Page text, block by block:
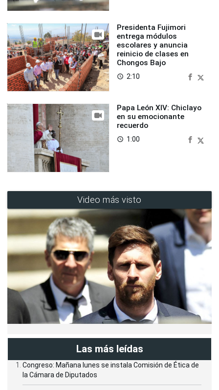
Presidenta Fujimori
entrega módulos
escolares y anuncia
reinicio de clases en
Chongos Bajo
access_time 2:10
Papa León XIV: Chiclayo
en su emocionante
recuerdo
access_time 1:00
Video más visto
Las más leídas
Congreso: Mañana lunes se instala Comisión de Ética de
la Cámara de Diputados